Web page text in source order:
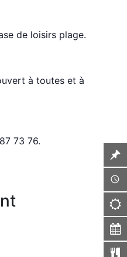
de loisirs plage.
à toutes et à
73 76.